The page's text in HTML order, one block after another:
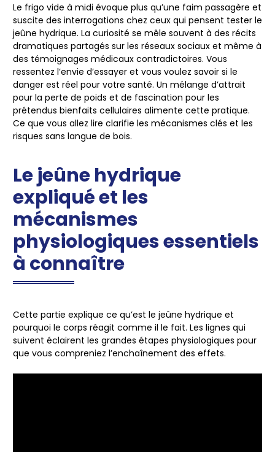
Le frigo vide à midi évoque plus qu’une faim passagère et
suscite des interrogations chez ceux qui pensent tester le
jeûne hydrique. La curiosité se mêle souvent à des récits
dramatiques partagés sur les réseaux sociaux et même à
des témoignages médicaux contradictoires. Vous
ressentez l’envie d’essayer et vous voulez savoir si le
danger est réel pour votre santé. Un mélange d’attrait
pour la perte de poids et de fascination pour les
prétendus bienfaits cellulaires alimente cette pratique.
Ce que vous allez lire clarifie les mécanismes clés et les
risques sans langue de bois.
Le jeûne hydrique
expliqué et les
mécanismes
physiologiques essentiels
à connaître
Cette partie explique ce qu’est le jeûne hydrique et
pourquoi le corps réagit comme il le fait. Les lignes qui
suivent éclairent les grandes étapes physiologiques pour
que vous compreniez l’enchaînement des effets.